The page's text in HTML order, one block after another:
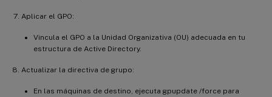
Aplicar el GPO:
Vincula el GPO a la Unidad Organizativa (OU) adecuada en tu
estructura de Active Directory.
Actualizar la directiva de grupo:
En las máquinas de destino, ejecuta gpupdate /force para